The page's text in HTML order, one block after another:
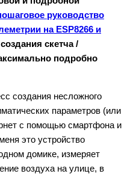
руководство
на ESP8266 и
скетча /
подробно
создания несложного
параметров (или
с помощью смартфона и
это устройство
домике, измеряет
воздуха на улице, в